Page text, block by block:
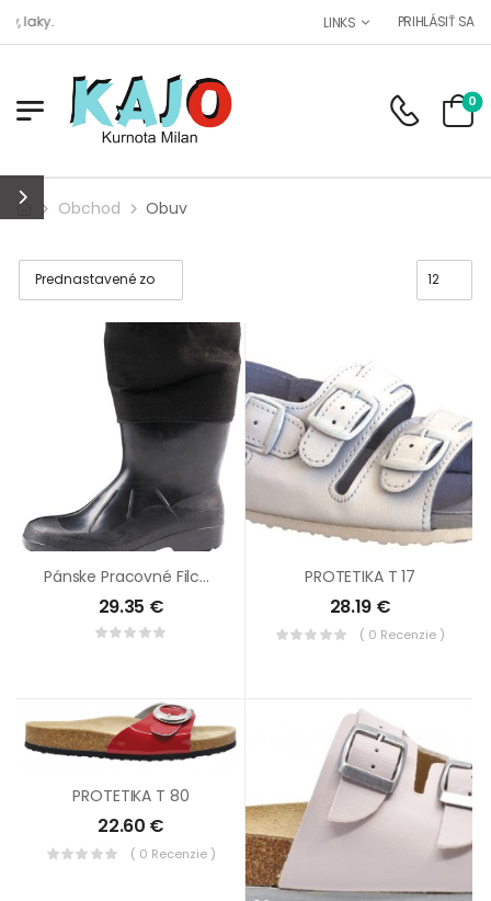
laky. LINKS PRIHLÁSIŤ SA
0
Obchod Obuv
Pánske Pracovné Filcové Čižmy Čierne
29.35 €
PROTETIKA T 17
28.19 €
( 0 Recenzie )
PROTETIKA T 80
22.60 €
( 0 Recenzie )